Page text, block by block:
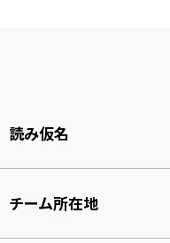
読み仮名
チーム所在地